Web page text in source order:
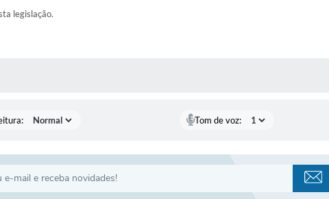
legislação.
Tom de voz: